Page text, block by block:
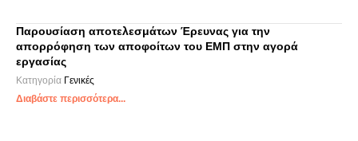
Παρουσίαση αποτελεσμάτων Έρευνας για την
απορρόφηση των αποφοίτων του ΕΜΠ στην αγορά
εργασίας
Κατηγορία Γενικές
Διαβάστε περισσότερα...